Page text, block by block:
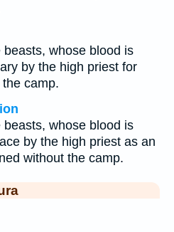
whose blood is
by the high priest for
camp.
whose blood is
by the high priest as an
without the camp.